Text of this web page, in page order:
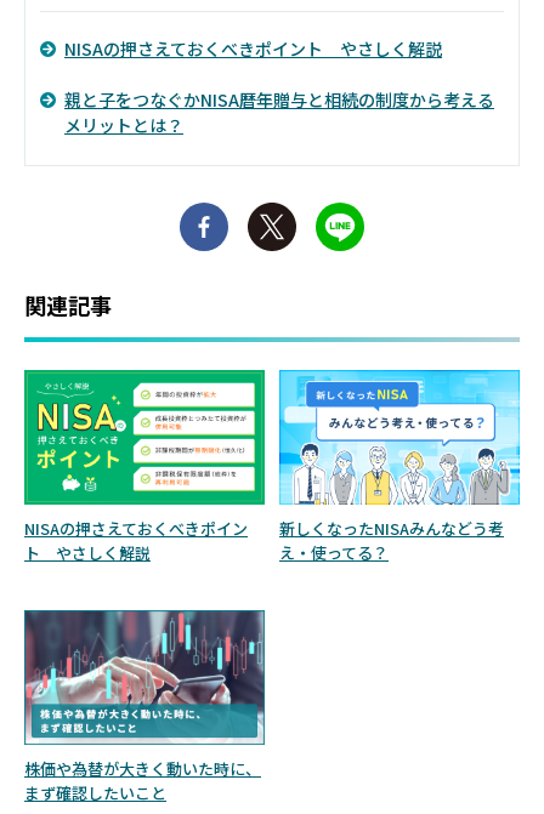
NISAの押さえておくべきポイント やさしく解説
親と子をつなぐかNISA――暦年贈与と相続の制度から考える
メリットとは？
関連記事
NISAの押さえておくべきポイン
ト やさしく解説
新しくなったNISAみんなどう考
え・使ってる？
株価や為替が大きく動いた時に、
まず確認したいこと